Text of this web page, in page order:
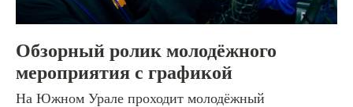
Обзорный ролик молодёжного
мероприятия с графикой
На Южном Урале проходит молодёжный